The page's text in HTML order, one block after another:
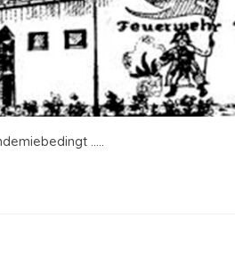
.....